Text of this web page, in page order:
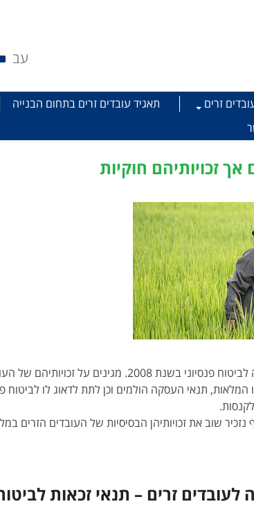
עב
זרים תאגיד עובדים זרים בתחום הבנייה
זכויותיהם חוקיות
תנאי העסקה הולמים וכן לתת לדאוג לו לביטוח
נזכיר שוב את זכויותיהן הבסיסיות של העובדים הזרים
לעובדים זרים – תנאי זכאות